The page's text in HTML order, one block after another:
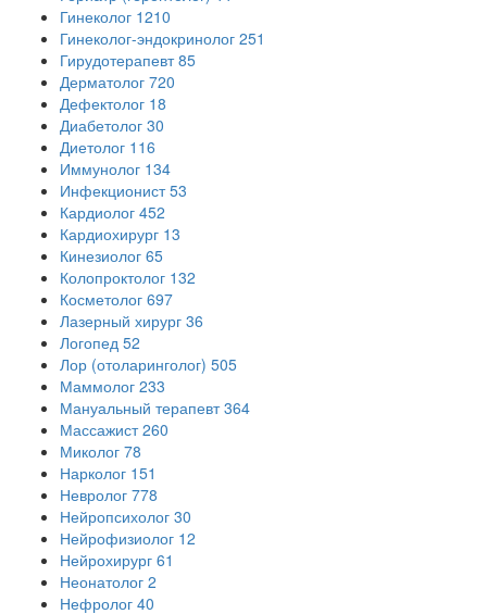
Гинеколог 1210
Гинеколог-эндокринолог 251
Гирудотерапевт 85
Дерматолог 720
Дефектолог 18
Диабетолог 30
Диетолог 116
Иммунолог 134
Инфекционист 53
Кардиолог 452
Кардиохирург 13
Кинезиолог 65
Колопроктолог 132
Косметолог 697
Лазерный хирург 36
Логопед 52
Лор (отоларинголог) 505
Маммолог 233
Мануальный терапевт 364
Массажист 260
Миколог 78
Нарколог 151
Невролог 778
Нейропсихолог 30
Нейрофизиолог 12
Нейрохирург 61
Неонатолог 2
Нефролог 40